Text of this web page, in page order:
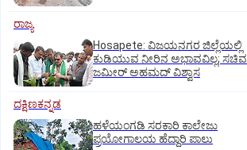
ರಾಜ್ಯ
Hosapete: ವಿಜಯನಗರ ಜಿಲ್ಲೆಯಲ್ಲಿ
ಕುಡಿಯುವ ನೀರಿನ ಅಭಾವವಿಲ್ಲ; ಸಚಿವ
ಜಮೀರ್ ಅಹಮದ್ ವಿಶ್ವಾಸ
ದಕ್ಷಿಣಕನ್ನಡ
ಹಳೆಯಂಗಡಿ ಸರಕಾರಿ ಕಾಲೇಜು
ಪ್ರಯೋಗಾಲಯ ಹೆದ್ದಾರಿ ಪಾಲು